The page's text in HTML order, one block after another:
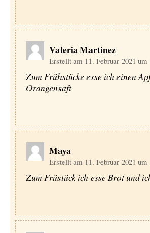
Valeria Martinez
Erstellt am 11. Februar 2021 um
Zum Frühstücke esse ich einen
Orangensaft
Maya
Erstellt am 11. Februar 2021 um
Zum Früstück ich esse Brot und